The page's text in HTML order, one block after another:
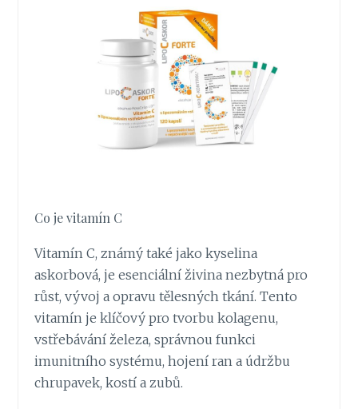
Co je vitamín C
Vitamín C, známý také jako kyselina
askorbová, je esenciální živina nezbytná pro
růst, vývoj a opravu tělesných tkání. Tento
vitamín je klíčový pro tvorbu kolagenu,
vstřebávání železa, správnou funkci
imunitního systému, hojení ran a údržbu
chrupavek, kostí a zubů.